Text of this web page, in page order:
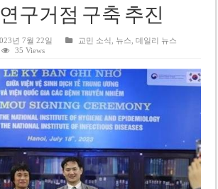
, 그룹 계열사 경영에 첫 등장
티 지분 전량 2억7000만 달러에 매각
속 현금 배당…주당 3,000동 지급
철 투자’ 호언장담 메콜로르 회장 체포
정보 공개 기준·절차 명확화
구거점 구축 추진
년 7월 22일 교민 소식 뉴스 ,데일리 뉴스
35 Views